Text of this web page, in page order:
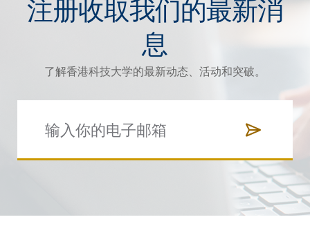
注册收取我们的最新消
息
了解香港科技大学的最新动态、活动和突破。